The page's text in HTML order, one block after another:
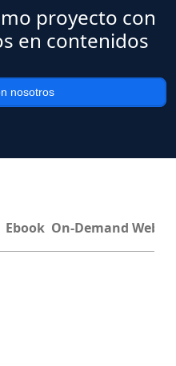
proyecto con
en contenidos
nosotros
Ebook On-Demand